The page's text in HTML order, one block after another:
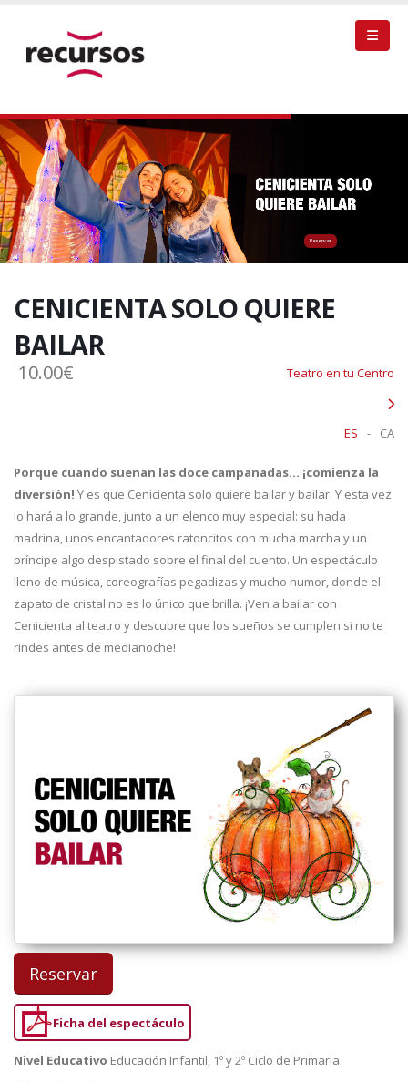
Reservar
CENICIENTA SOLO QUIERE
BAILAR
10.00€ Teatro en tu Centro
CA
-
ES
Porque cuando suenan las doce campanadas… ¡comienza la
diversión! Y es que Cenicienta solo quiere bailar y bailar. Y esta vez
lo hará a lo grande, junto a un elenco muy especial: su hada
madrina, unos encantadores ratoncitos con mucha marcha y un
príncipe algo despistado sobre el final del cuento. Un espectáculo
lleno de música, coreografías pegadizas y mucho humor, donde el
zapato de cristal no es lo único que brilla. ¡Ven a bailar con
Cenicienta al teatro y descubre que los sueños se cumplen si no te
rindes antes de medianoche!
Reservar
Ficha del espectáculo
Nivel Educativo Educación Infantil, 1º y 2º Ciclo de Primaria